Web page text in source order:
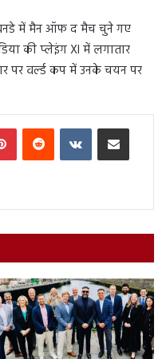
में मैन ऑफ द मैच चुने गए
की प्लेइंग XI में लगातार
पर वर्ल्ड कप में उनके चयन पर
PinterestReddit VKontakteShare via Email